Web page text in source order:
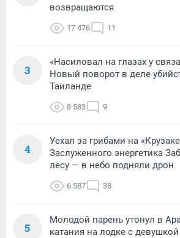
возвращаются
17 476 11
3
«Насиловал на глазах у
Новый поворот в деле
Таиланде
8 583 9
4
Уехал за грибами на
Заслуженного энергетика
лесу — в небо подняли дрон
6 587 38
5
Молодой парень утонул в
катания на лодке с девушкой